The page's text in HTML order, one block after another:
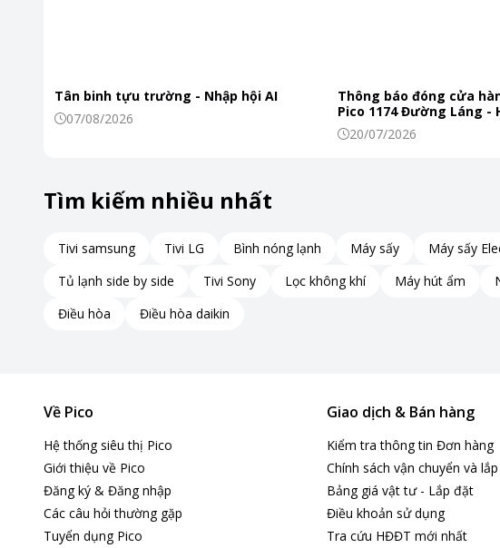
Tân binh tựu trường - Nhập hội AI
07/08/2026
Thông báo đóng cửa
Pico 1174 Đường Láng -
20/07/2026
Tìm kiếm nhiều nhất
Tivi samsung Tivi LG Bình nóng lạnh Máy sấy Máy sấy
Tủ lạnh side by side
Tivi Sony Lọc không khí Máy hút ẩm
Điều hòa
Điều hòa daikin
Về Pico
Hệ thống siêu thị Pico
Giới thiệu về Pico
Đăng ký & Đăng nhập
Các câu hỏi thường gặp
Tuyển dụng Pico
Giao dịch & Bán hàng
Kiểm tra thông tin Đơn hàng
Chính sách vận chuyển và
Bảng giá vật tư - Lắp đặt
Điều khoản sử dụng
Tra cứu HĐĐT mới nhất